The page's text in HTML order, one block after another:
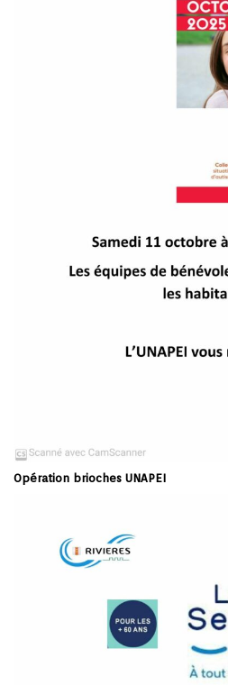
Opération brioches UNAPEI